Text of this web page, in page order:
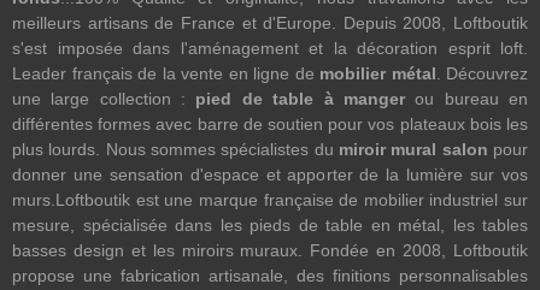
meilleurs artisans de France et d'Europe. Depuis 2008, Loftboutik
s'est imposée dans l'aménagement et la décoration esprit loft.
Leader français de la vente en ligne de mobilier métal . Découvrez
une large collection : pied de table à mangerou bureau en
différentes formes avec barre de soutien pour vos plateaux bois les
plus lourds. Nous sommes spécialistes du miroir mural salon pour
donner une sensation d'espace et apporter de la lumière sur vos
murs.Loftboutik est une marque française de mobilier industriel sur
mesure, spécialisée dans les pieds de table en métal, les tables
basses design et les miroirs muraux. Fondée en 2008, Loftboutik
propose une fabrication artisanale, des finitions personnalisables